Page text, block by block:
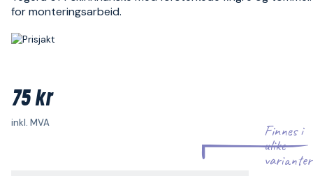
for monteringsarbeid.
75 kr
inkl. MVA
Finnes i
ulike
varianter